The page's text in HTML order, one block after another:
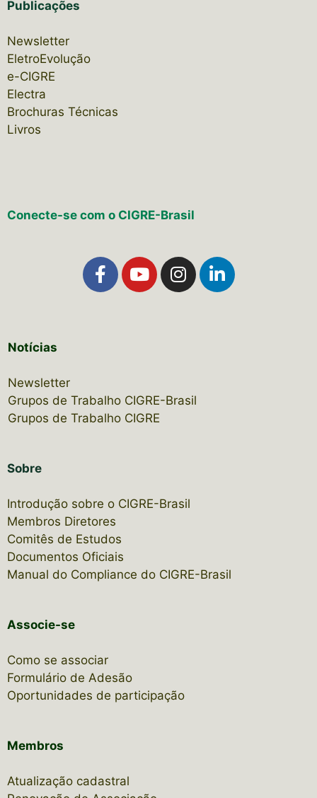
Publicações
Newsletter
EletroEvolução
e-CIGRE
Electra
Brochuras Técnicas
Livros
Conecte-se com o CIGRE-Brasil
Notícias
Newsletter
Grupos de Trabalho CIGRE-Brasil
Grupos de Trabalho CIGRE
Sobre
Introdução sobre o CIGRE-Brasil
Membros Diretores
Comitês de Estudos
Documentos Oficiais
Manual do Compliance do CIGRE-Brasil
Associe-se
Como se associar
Formulário de Adesão
Oportunidades de participação
Membros
Atualização cadastral